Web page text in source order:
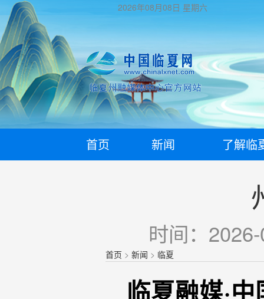
2026年08月08日 星期六
首页 新闻 了解临
时间：
首页 >新闻 > 临夏
临夏融媒·